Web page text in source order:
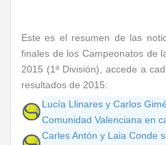
Este es el resumen de las
finales de los Campeonatos de
2015 (1ª División), accede a
resultados de 2015:
Lucía Llinares y Carlos
Comunidad Valenciana en
Carles Antón y Laia Conde